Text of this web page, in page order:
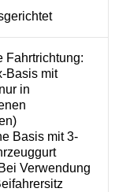
Fahrtrichtung:
Basis mit
in
Basis mit 3-
Verwendung